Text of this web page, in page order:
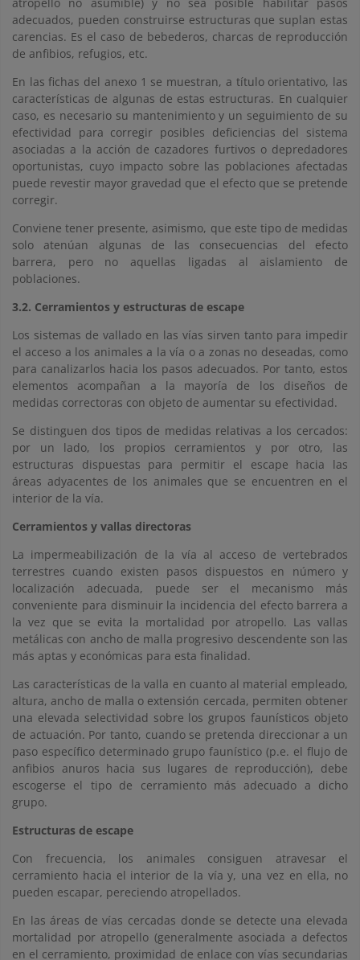
adecuados, pueden construirse estructuras que suplan estas
carencias. Es el caso de bebederos, charcas de reproducción
de anfibios, refugios, etc.
En las fichas del anexo 1 se muestran, a título orientativo, las
características de algunas de estas estructuras. En cualquier
caso, es necesario su mantenimiento y un seguimiento de su
efectividad para corregir posibles deficiencias del sistema
asociadas a la acción de cazadores furtivos o depredadores
oportunistas, cuyo impacto sobre las poblaciones afectadas
puede revestir mayor gravedad que el efecto que se pretende
corregir.
Conviene tener presente, asimismo, que este tipo de medidas
solo atenúan algunas de las consecuencias del efecto
barrera, pero no aquellas ligadas al aislamiento de
poblaciones.
3.2. Cerramientos y estructuras de escape
Los sistemas de vallado en las vías sirven tanto para impedir
el acceso a los animales a la vía o a zonas no deseadas, como
para canalizarlos hacia los pasos adecuados. Por tanto, estos
elementos acompañan a la mayoría de los diseños de
medidas correctoras con objeto de aumentar su efectividad.
Se distinguen dos tipos de medidas relativas a los cercados:
por un lado, los propios cerramientos y por otro, las
estructuras dispuestas para permitir el escape hacia las
áreas adyacentes de los animales que se encuentren en el
interior de la vía.
Cerramientos y vallas directoras
La impermeabilización de la vía al acceso de vertebrados
terrestres cuando existen pasos dispuestos en número y
localización adecuada, puede ser el mecanismo más
conveniente para disminuir la incidencia del efecto barrera a
la vez que se evita la mortalidad por atropello. Las vallas
metálicas con ancho de malla progresivo descendente son las
más aptas y económicas para esta finalidad.
Las características de la valla en cuanto al material empleado,
altura, ancho de malla o extensión cercada, permiten obtener
una elevada selectividad sobre los grupos faunísticos objeto
de actuación. Por tanto, cuando se pretenda direccionar a un
paso específico determinado grupo faunístico (p.e. el flujo de
anfibios anuros hacia sus lugares de reproducción), debe
escogerse el tipo de cerramiento más adecuado a dicho
grupo.
Estructuras de escape
Con frecuencia, los animales consiguen atravesar el
cerramiento hacia el interior de la vía y, una vez en ella, no
pueden escapar, pereciendo atropellados.
En las áreas de vías cercadas donde se detecte una elevada
mortalidad por atropello (generalmente asociada a defectos
en el cerramiento, proximidad de enlace con vías secundarias